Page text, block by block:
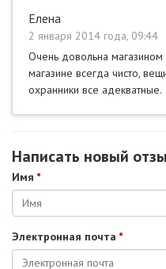
Елена
2 января 2014 года, 09:44
Очень довольна магазином
магазине всегда чисто,
охранники все адекватные.
Написать новый
Имя *
Электронная почта *